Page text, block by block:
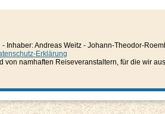
Inhaber: Andreas Weitz - Johann-Theodor-
Erklärung
von namhaften Reiseveranstaltern, für die wir